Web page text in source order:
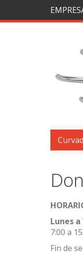
Lunes
7:00 a
Fin de